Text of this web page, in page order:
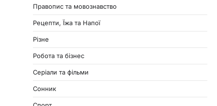
Правопис та мовознавство
Рецепти, Їжа та Напої
Різне
Робота та бізнес
Серіали та фільми
Сонник